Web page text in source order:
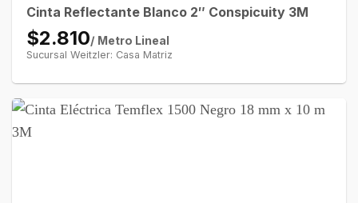
Cinta Reflectante Blanco 2″ Conspicuity 3M
$2.810/ Metro Lineal
Sucursal Weitzler: Casa Matriz